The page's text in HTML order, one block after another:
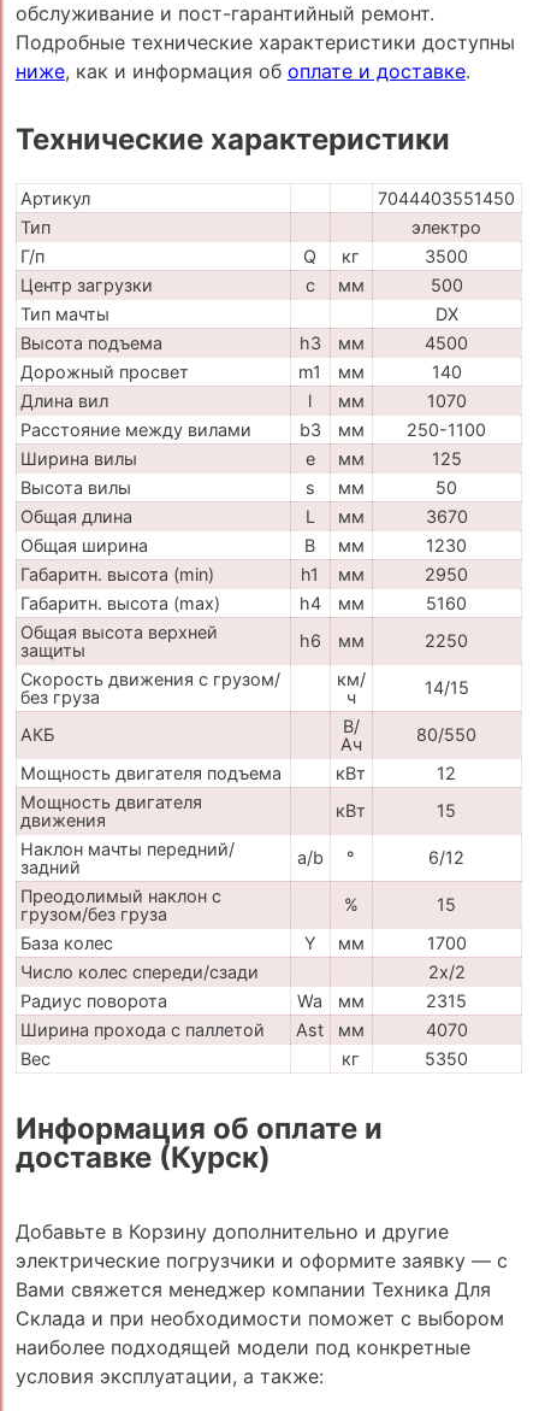
обслуживание и пост-гарантийный ремонт.
Подробные технические характеристики доступны
ниже, как и информация об оплате и доставке.
Технические характеристики
Артикул
7044403551450
Тип
электро
Г/п
Q кг
3500
Центр загрузки
c мм
500
Тип мачты
DX
Высота подъема
h3 мм
4500
Дорожный просвет
m1 мм
140
Длина вил
l мм
1070
Расстояние между вилами
b3 мм
250-1100
Ширина вилы
e мм
125
Высота вилы
s мм
50
Общая длина
L мм
3670
Общая ширина
B мм
1230
Габаритн. высота (min)
h1 мм
2950
Габаритн. высота (max)
h4 мм
5160
Общая высота верхней
защиты
h6 мм
2250
Скорость движения с грузом/
без груза
км/
ч
14/15
АКБ
В/
Ач
80/550
Мощность двигателя подъема
кВт
12
Мощность двигателя
движения
кВт
15
Наклон мачты передний/
задний
a/b °
6/12
Преодолимый наклон с
грузом/без груза
%
15
База колес
Y мм
1700
Число колес спереди/сзади
2x/2
Радиус поворота
Wa мм
2315
Ширина прохода с паллетой
Ast мм
4070
Вес
кг 5350
Информация об оплате и
доставке (Курск)
Добавьте в Корзину дополнительно и другие
электрические погрузчики и оформите заявку — с
Вами свяжется менеджер компании Техника Для
Склада и при необходимости поможет с выбором
наиболее подходящей модели под конкретные
условия эксплуатации, а также: